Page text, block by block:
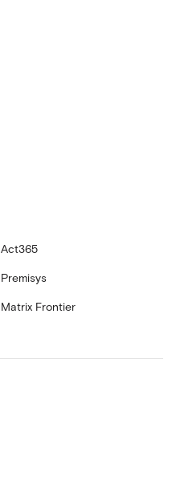
Act365
Premisys
Matrix Frontier